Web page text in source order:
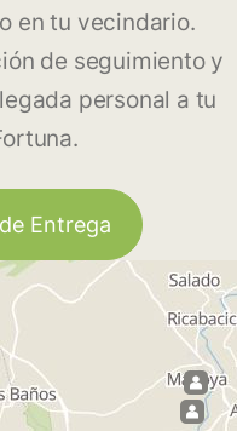
en tu vecindario.
de seguimiento y
personal a tu
Entrega